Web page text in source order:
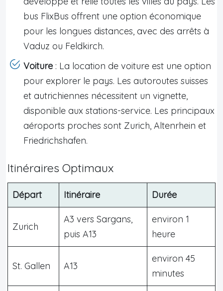
bus FlixBus offrent une option économique
pour les longues distances, avec des arrêts à
Vaduz ou Feldkirch.
Voiture : La location de voiture est une option
pour explorer le pays. Les autoroutes suisses
et autrichiennes nécessitent un vignette,
disponible aux stations-service. Les principaux
aéroports proches sont Zurich, Altenrhein et
Friedrichshafen.
Itinéraires Optimaux
Départ Itinéraire Durée
Zurich
A3 vers Sargans,
puis A13
environ 1
heure
St. Gallen A13
environ 45
minutes